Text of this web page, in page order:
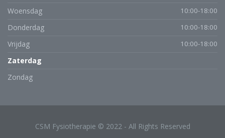
Woensdag 10:00-18:00
Donderdag 10:00-18:00
Vrijdag 10:00-18:00
Zaterdag
Zondag
CSM Fysiotherapie © 2022 - All Rights Reserved